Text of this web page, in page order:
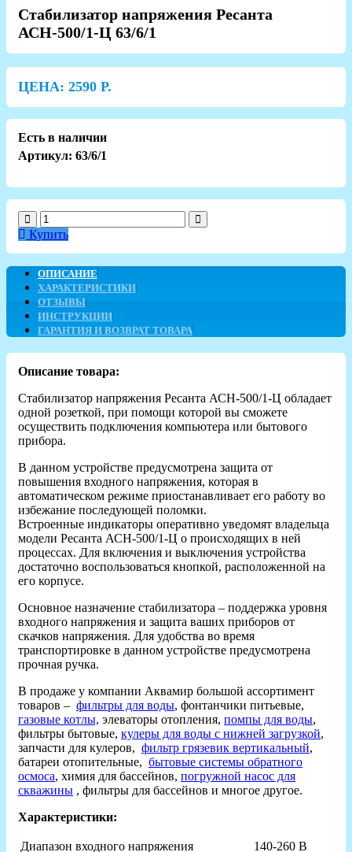
Стабилизатор напряжения Ресанта
АСН-500/1-Ц 63/6/1
ЦЕНА: 2590 Р.
Есть в наличии
Артикул: 63/6/1
Купить
ОПИСАНИЕ
ХАРАКТЕРИСТИКИ
ОТЗЫВЫ
ИНСТРУКЦИИ
ГАРАНТИЯ И ВОЗВРАТ ТОВАРА
Описание товара:
Стабилизатор напряжения Ресанта АСН-500/1-Ц обладает
одной розеткой, при помощи которой вы сможете
осуществить подключения компьютера или бытового
прибора.
В данном устройстве предусмотрена защита от
повышения входного напряжения, которая в
автоматическом режиме приостанавливает его работу во
избежание последующей поломки.
Встроенные индикаторы оперативно уведомят владельца
модели Ресанта АСН-500/1-Ц о происходящих в ней
процессах. Для включения и выключения устройства
достаточно воспользоваться кнопкой, расположенной на
его корпусе.
Основное назначение стабилизатора – поддержка уровня
входного напряжения и защита ваших приборов от
скачков напряжения. Для удобства во время
транспортировке в данном устройстве предусмотрена
прочная ручка.
В продаже у компании Аквамир большой ассортимент
товаров – фильтры для воды, фонтанчики питьевые,
газовые котлы, элеваторы отопления, помпы для воды,
фильтры бытовые, кулеры для воды с нижней загрузкой,
запчасти для кулеров, фильтр грязевик вертикальный,
батареи отопительные, бытовые системы обратного
осмоса, химия для бассейнов, погружной насос для
скважины , фильтры для бассейнов и многое другое.
Характеристики:
Диапазон входного напряжения 140-260 В